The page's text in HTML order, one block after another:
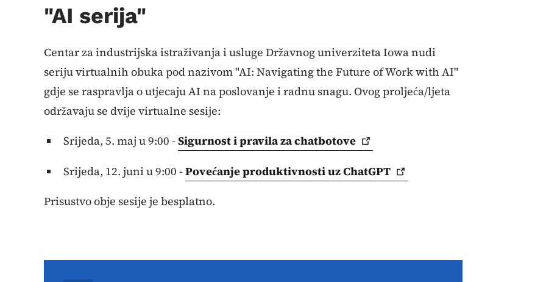
"AI serija"
Centar za industrijska istraživanja i usluge Državnog univerziteta Iowa nudi
seriju virtualnih obuka pod nazivom "AI: Navigating the Future of Work with AI"
gdje se raspravlja o utjecaju AI na poslovanje i radnu snagu. Ovog proljeća/ljeta
održavaju se dvije virtualne sesije:
Srijeda, 5. maj u 9:00 - Sigurnost i pravila zachatbotove
Srijeda, 12. juni u 9:00 - Povećanje produktivnosti uzChatGPT
Prisustvo obje sesije je besplatno.